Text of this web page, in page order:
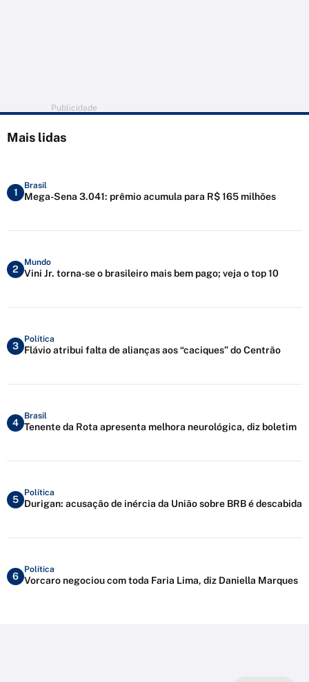
Publicidade
Mais lidas
1
Brasil
Mega-Sena 3.041: prêmio acumula para R$ 165 milhões
2
Mundo
Vini Jr. torna-se o brasileiro mais bem pago; veja o top 10
3
Política
Flávio atribui falta de alianças aos “caciques” do Centrão
4
Brasil
Tenente da Rota apresenta melhora neurológica, diz boletim
5
Política
Durigan: acusação de inércia da União sobre BRB é descabida
6
Política
Vorcaro negociou com toda Faria Lima, diz Daniella Marques